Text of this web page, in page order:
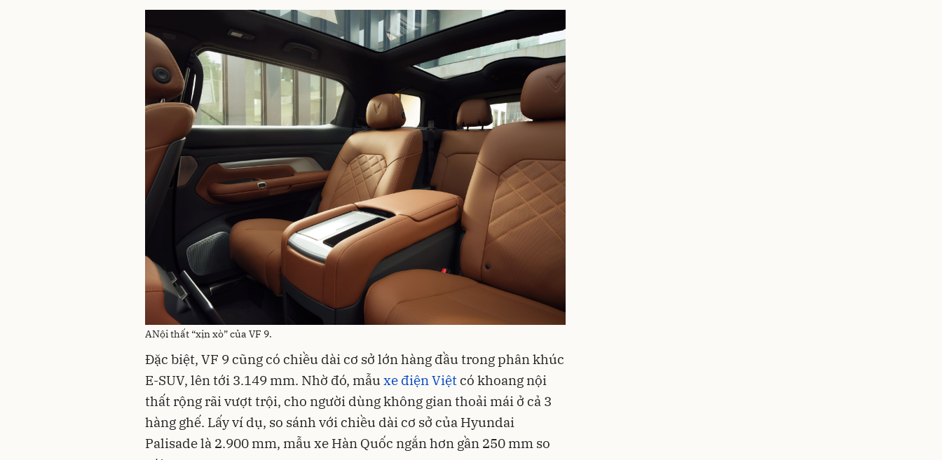
ANội thất “xịn xò” của VF 9.
Đặc biệt, VF 9 cũng có chiều dài cơ sở lớn hàng đầu trong phân khúc
E-SUV, lên tới 3.149 mm. Nhờ đó, mẫu xe điện Việtcó khoang nội
thất rộng rãi vượt trội, cho người dùng không gian thoải mái ở cả 3
hàng ghế. Lấy ví dụ, so sánh với chiều dài cơ sở của Hyundai
Palisade là 2.900 mm, mẫu xe Hàn Quốc ngắn hơn gần 250 mm so